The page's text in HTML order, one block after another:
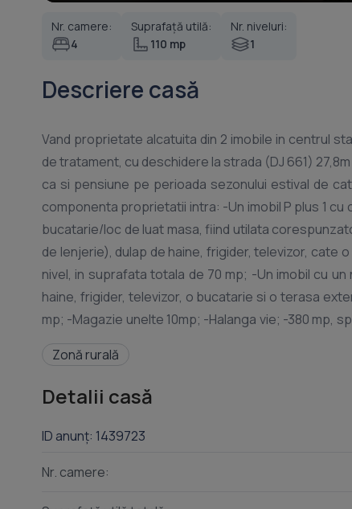
Nr. camere:
4
Suprafață utilă:
110 mp
Nr. niveluri:
1
Descriere casă
Vand proprietate alcatuita din 2 imobile in centrul
de tratament, cu deschidere la strada (DJ 661)
ca si pensiune pe perioada sezonului estival de
componenta proprietatii intra: -Un imobil P plus 1
bucatarie/loc de luat masa, fiind utilata
de lenjerie), dulap de haine, frigider, televizor, cate
nivel, in suprafata totala de 70 mp; -Un imobil cu
haine, frigider, televizor, o bucatarie si o terasa
mp; -Magazie unelte 10mp; -Halanga vie; -380 mp,
Zonă rurală
Detalii casă
ID anunț: 1439723
Nr. camere: